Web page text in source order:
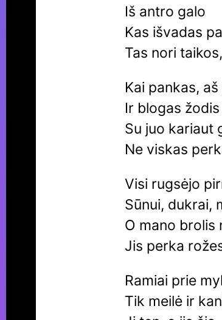
Iš antro galo
Kas išvadas
Tas nori
Kai pankas,
Ir blogas
Su juo kariaut
Ne viskas
Visi rugsėjo
Sūnui, dukrai,
O mano brolis
Jis perka
Ramiai prie
Tik meilė ir